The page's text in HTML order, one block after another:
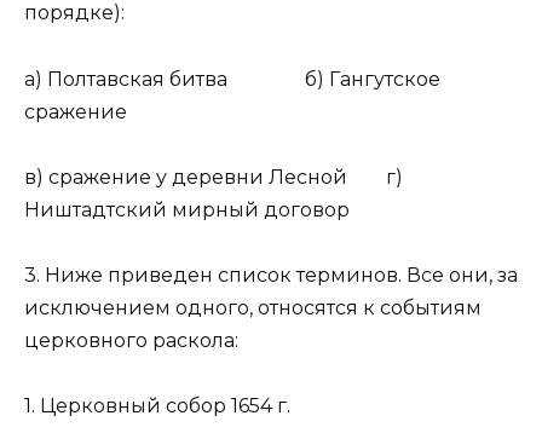
порядке):
а) Полтавская битва б) Гангутское
сражение
в) сражение у деревни Лесной г)
Ништадтский мирный договор
3. Ниже приведен список терминов. Все они, за
исключением одного, относятся к событиям
церковного раскола:
1. Церковный собор 1654 г.